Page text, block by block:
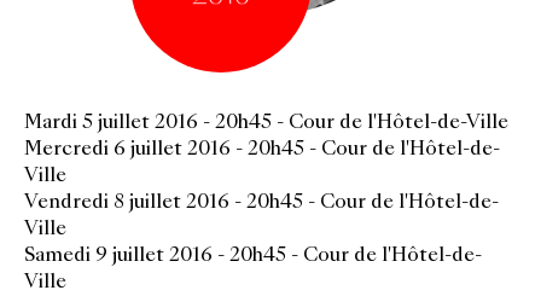
Mardi 5 juillet 2016 - 20h45 - Cour de l'Hôtel-de-Ville
Mercredi 6 juillet 2016 - 20h45 - Cour de l'Hôtel-de-
Ville
Vendredi 8 juillet 2016 - 20h45 - Cour de l'Hôtel-de-
Ville
Samedi 9 juillet 2016 - 20h45 - Cour de l'Hôtel-de-
Ville